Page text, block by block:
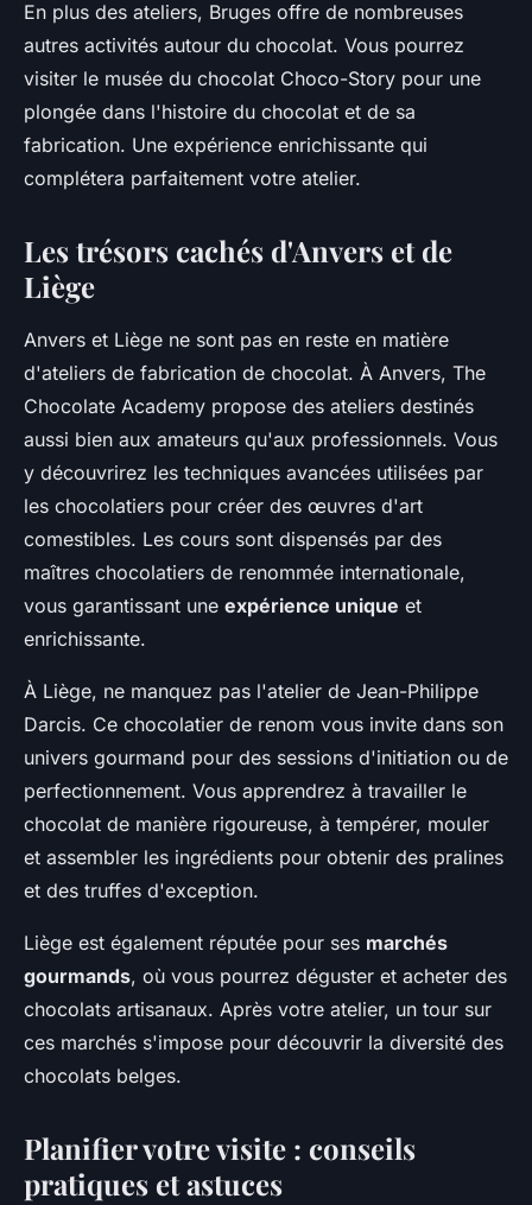
En plus des ateliers, Bruges offre de nombreuses
autres activités autour du chocolat. Vous pourrez
visiter le musée du chocolat Choco-Story pour une
plongée dans l'histoire du chocolat et de sa
fabrication. Une expérience enrichissante qui
complétera parfaitement votre atelier.
Les trésors cachés d'Anvers et de
Liège
Anvers et Liège ne sont pas en reste en matière
d'ateliers de fabrication de chocolat. À Anvers, The
Chocolate Academy propose des ateliers destinés
aussi bien aux amateurs qu'aux professionnels. Vous
y découvrirez les techniques avancées utilisées par
les chocolatiers pour créer des œuvres d'art
comestibles. Les cours sont dispensés par des
maîtres chocolatiers de renommée internationale,
vous garantissant une expérience unique et
enrichissante.
À Liège, ne manquez pas l'atelier de Jean-Philippe
Darcis. Ce chocolatier de renom vous invite dans son
univers gourmand pour des sessions d'initiation ou de
perfectionnement. Vous apprendrez à travailler le
chocolat de manière rigoureuse, à tempérer, mouler
et assembler les ingrédients pour obtenir des pralines
et des truffes d'exception.
Liège est également réputée pour ses marchés
gourmands, où vous pourrez déguster et acheter des
chocolats artisanaux. Après votre atelier, un tour sur
ces marchés s'impose pour découvrir la diversité des
chocolats belges.
Planifier votre visite : conseils
pratiques et astuces